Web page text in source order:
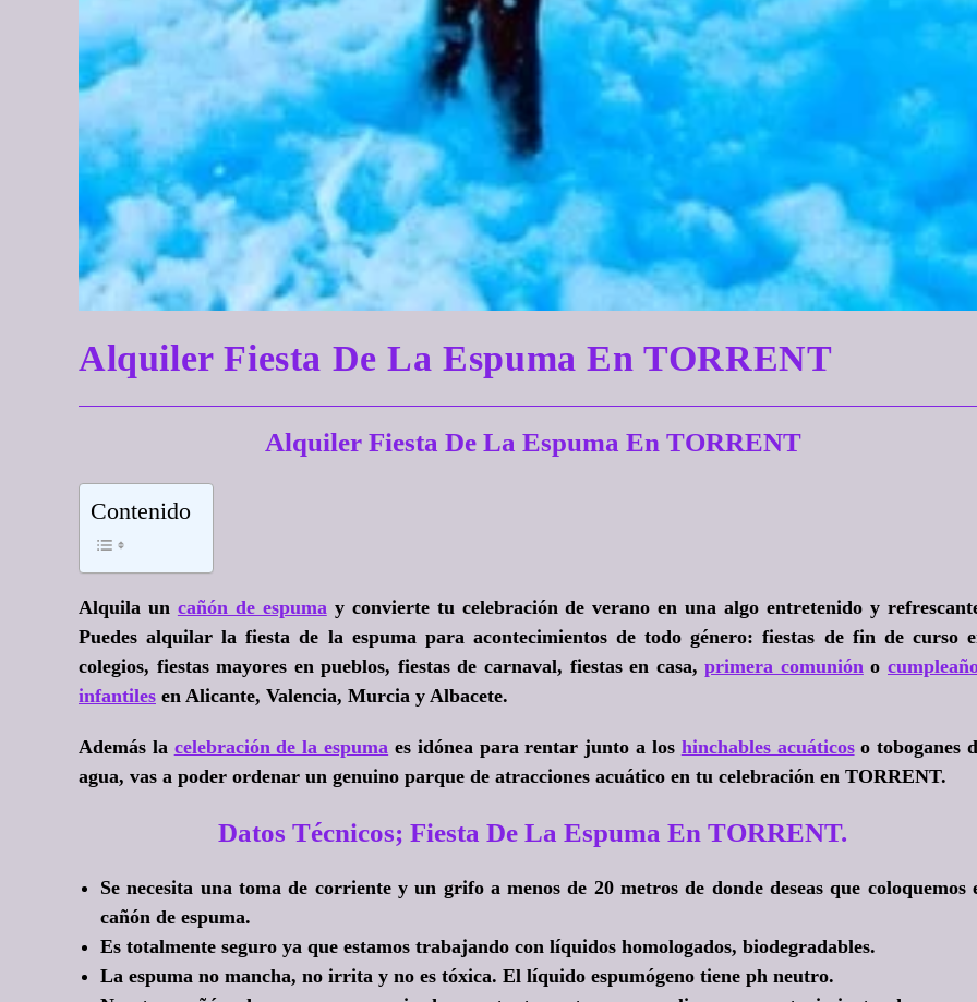
Alquiler Fiesta De La Espuma En TORRENT
Alquiler Fiesta De La Espuma En TORRENT
Contenido
Alquila un cañón de espuma y convierte tu celebración de verano en una algo entretenido y
Puedes alquilar la fiesta de la espuma para acontecimientos de todo género: fiestas de fin de curso
colegios, fiestas mayores en pueblos, fiestas de carnaval, fiestas en casa,primera comunión o
infantiles en Alicante, Valencia, Murcia y Albacete.
Además la celebración de la espuma es idónea para rentar junto a los hinchables acuáticoso toboganes
agua, vas a poder ordenar un genuino parque de atracciones acuático en tu celebración en TORRENT.
Datos Técnicos; Fiesta De La Espuma En TORRENT.
Se necesita una toma de corriente y un grifo a menos de 20 metros de donde deseas que coloquemos
cañón de espuma.
Es totalmente seguro ya que estamos trabajando con líquidos homologados, biodegradables.
La espuma no mancha, no irrita y no es tóxica. El líquido espumógeno tiene ph neutro.